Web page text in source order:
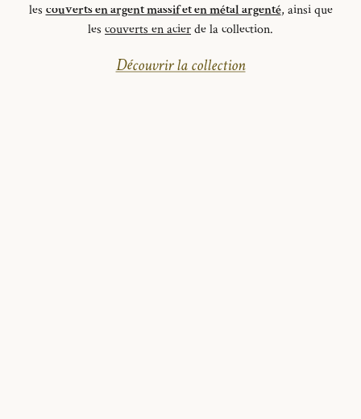
les couverts en argent massif et en métal argenté, ainsi que
les couverts en acierde la collection.
Découvrir la collection